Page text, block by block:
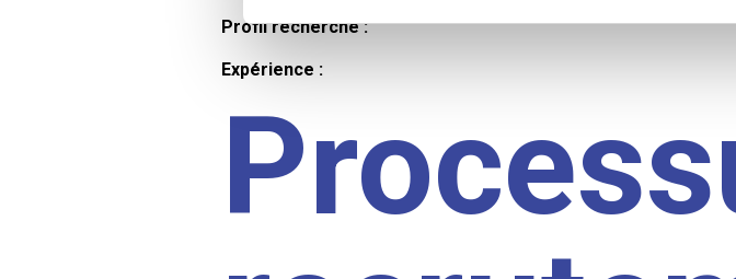
Profil recherché :
Expérience :